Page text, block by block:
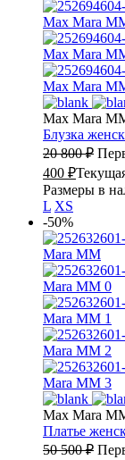
Max Mara
Блузка
20 800₽
400 ₽
Размеры в
L XS
-50%
Max Mara
Платье
50 500₽